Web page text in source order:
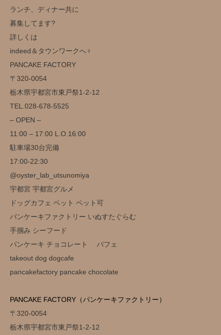
ランチ、ディナー共に
募集してます?
詳しくは
indeed＆タウンワークへ‍♀️
️PANCAKE FACTORY️
〒320-0054
栃木県宇都宮市東戸祭1-2-12
TEL.028-678-5525
– OPEN –
11:00 – 17:00 L.O.16:00
駐車場30台完備️
17:00-22:30
@oyster_lab_utsunomiya
宇都宮 宇都宮グルメ
ドッグカフェ ペット ペット可
パンケーキファクトリー いぬすたぐらむ
手掴み シーフード
パンケーキ チョコレート パフェ
takeout dog dogcafe
pancakefactory pancake chocolate
PANCAKE FACTORY（パンケーキファクトリー）
〒320-0054
栃木県宇都宮市東戸祭1-2-12